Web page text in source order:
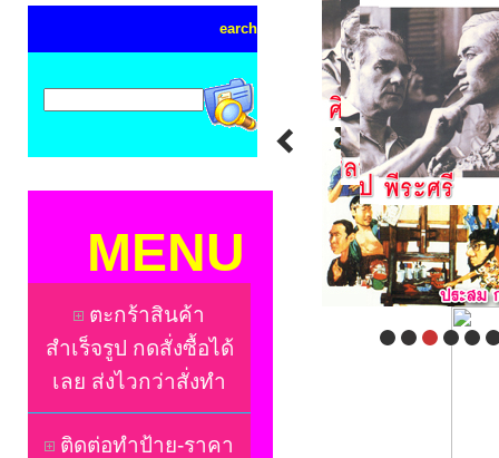
earch
MENU
ตะกร้าสินค้า
สำเร็จรูป กดสั่งซื้อได้
เลย ส่งไวกว่าสั่งทำ
ติดต่อทำป้าย-ราคา